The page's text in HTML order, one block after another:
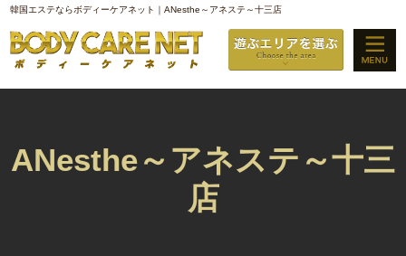
韓国エステならボディーケアネット｜ANesthe～アネステ～十三店
ANesthe～アネステ～十三
店